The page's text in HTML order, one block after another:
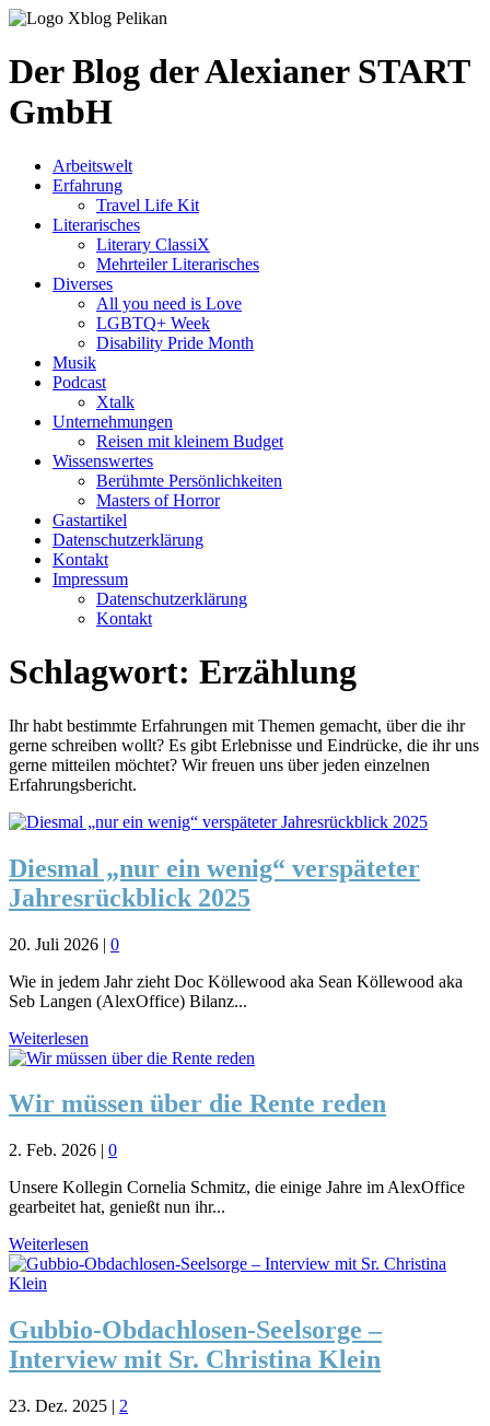
Der Blog der Alexianer START
GmbH
Arbeitswelt
Erfahrung
Travel Life Kit
Literarisches
Literary ClassiX
Mehrteiler Literarisches
Diverses
All you need is Love
LGBTQ+ Week
Disability Pride Month
Musik
Podcast
Xtalk
Unternehmungen
Reisen mit kleinem Budget
Wissenswertes
Berühmte Persönlichkeiten
Masters of Horror
Gastartikel
Datenschutzerklärung
Kontakt
Impressum
Datenschutzerklärung
Kontakt
Schlagwort: Erzählung
Ihr habt bestimmte Erfahrungen mit Themen gemacht, über die ihr
gerne schreiben wollt? Es gibt Erlebnisse und Eindrücke, die ihr uns
gerne mitteilen möchtet? Wir freuen uns über jeden einzelnen
Erfahrungsbericht.
Diesmal „nur ein wenig“ verspäteter
Jahresrückblick 2025
20. Juli 2026 | 0
Wie in jedem Jahr zieht Doc Köllewood aka Sean Köllewood aka
Seb Langen (AlexOffice) Bilanz...
Weiterlesen
Wir müssen über die Rente reden
2. Feb. 2026 | 0
Unsere Kollegin Cornelia Schmitz, die einige Jahre im AlexOffice
gearbeitet hat, genießt nun ihr...
Weiterlesen
Gubbio-Obdachlosen-Seelsorge –
Interview mit Sr. Christina Klein
23. Dez. 2025 | 2